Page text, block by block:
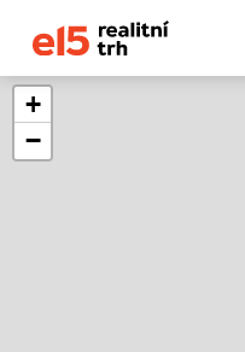
+
−